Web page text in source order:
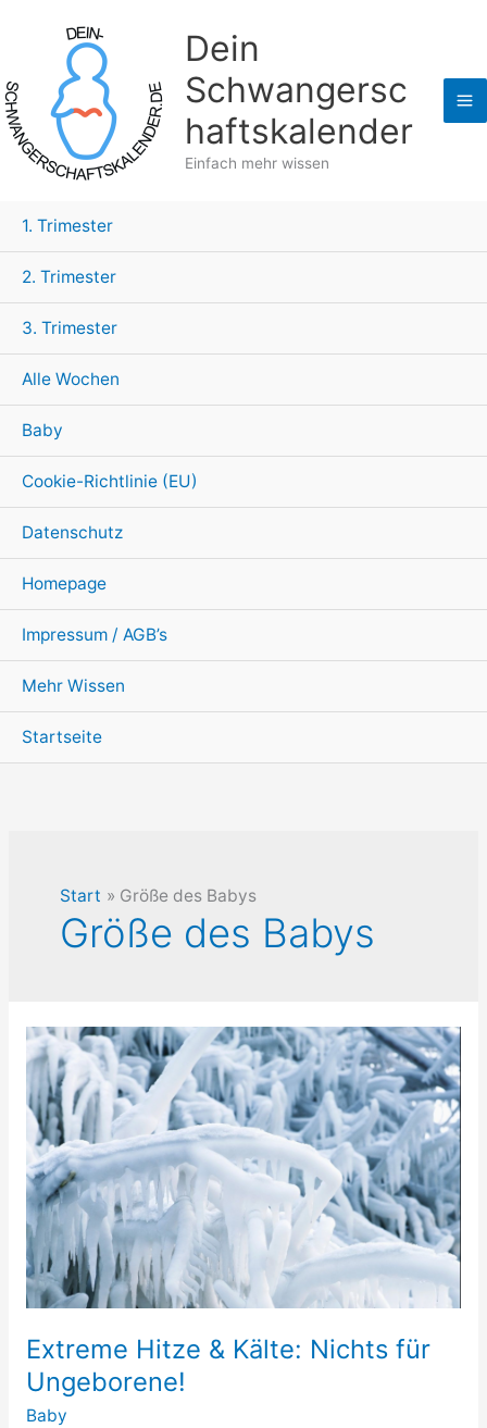
springen
Dein
Schwangersc
haftskalender
Einfach mehr wissen
1. Trimester
2. Trimester
3. Trimester
Alle Wochen
Baby
Cookie-Richtlinie (EU)
Datenschutz
Homepage
Impressum / AGB’s
Mehr Wissen
Startseite
Start Größe des Babys
Größe des Babys
Extreme Hitze & Kälte: Nichts für
Ungeborene!
Baby